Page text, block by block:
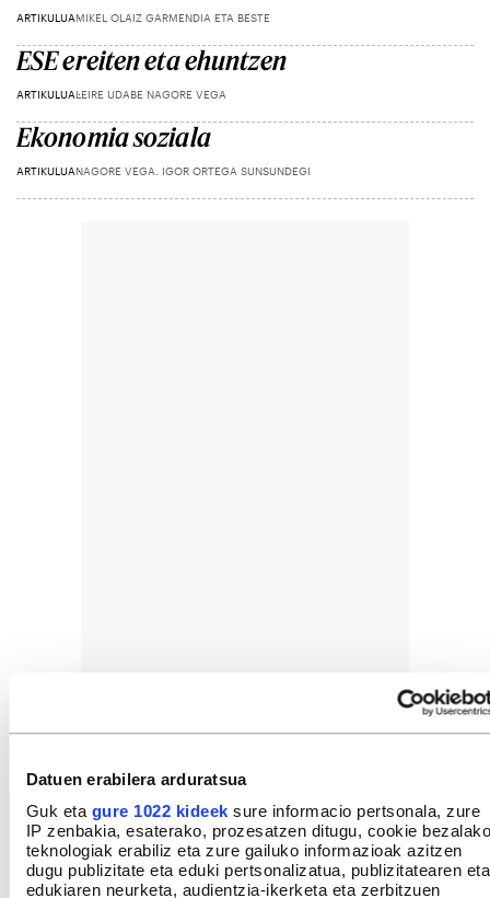
Datuen erabilera arduratsua
Guk eta gure 1022 kideek sure informacio pertsonala, zure
IP zenbakia, esaterako, prozesatzen ditugu, cookie bezalako
teknologiak erabiliz eta zure gailuko informazioak azitzen
dugu publizitate eta eduki pertsonalizatua, publizitatearen eta
edukiaren neurketa, audientzia-ikerketa eta zerbitzuen
ARTIKULUAMIKEL OLAIZ GARMENDIA ETA BESTE
ESE ereiten eta ehuntzen
ARTIKULUALEIRE UDABE NAGORE VEGA
Ekonomia soziala
ARTIKULUANAGORE VEGA. IGOR ORTEGA SUNSUNDEGI